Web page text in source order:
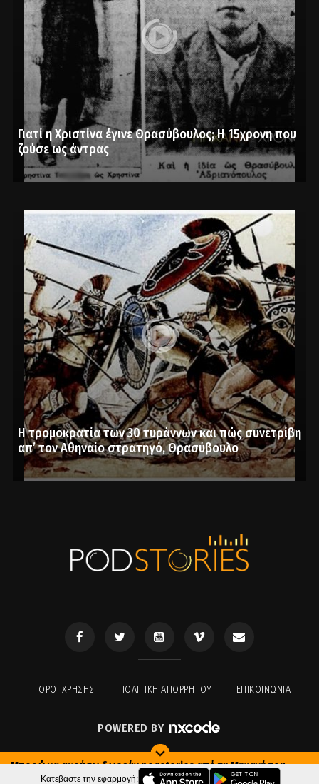
Γιατί η Χριστίνα έγινε Θρασύβουλος; Η 15χρονη που
ζούσε ως άντρας
Η τρομοκρατία των 30 τυράννων και πώς συνετρίβη
απ’ τον Αθηναίο στρατηγό, Θρασύβουλο
Μπορώ να ακούσω δωρεάν podstories από τη Μηχανή του
Χρόνου;
ΟΡΟΙ ΧΡΉΣΗΣ ΠΟΛΙΤΙΚΉ ΑΠΟΡΡΉΤΟΥ ΕΠΙΚΟΙΝΩΝΊΑ
POWERED BY
Κατεβάστε την εφαρμογή: